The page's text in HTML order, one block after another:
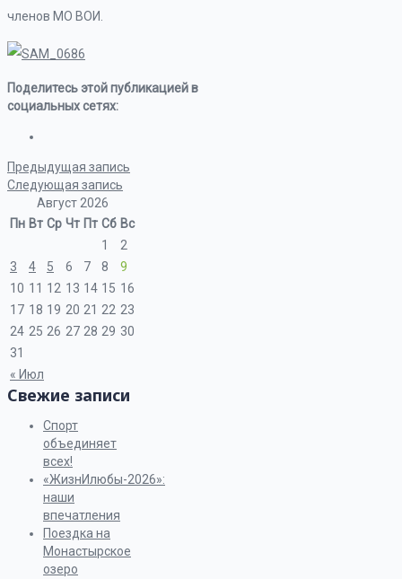
членов МО ВОИ.
Поделитесь этой публикацией в
социальных сетях:
Предыдущая запись
Следующая запись
Август 2026
Пн Вт Ср Чт Пт Сб Вс
« Июл
1
2
3
4 5 6 7 8
9
10 11 12 13 14 15 16
17 18 19 20 21 22 23
24 25 26 27 28 29 30
31
Свежие записи
Спорт
объединяет
всех!
«ЖизнИлюбы-2026»:
наши
впечатления
Поездка на
Монастырское
озеро